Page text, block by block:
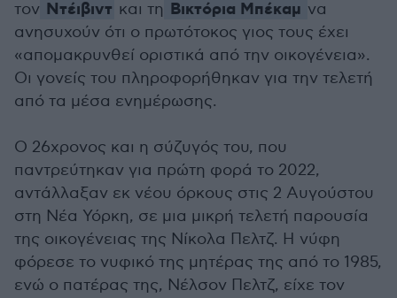
τον Ντέιβιντ και τη Βικτόρια Μπέκαμ να
ανησυχούν ότι ο πρωτότοκος γιος τους έχει
«απομακρυνθεί οριστικά από την οικογένεια».
Οι γονείς του πληροφορήθηκαν για την τελετή
από τα μέσα ενημέρωσης.
Ο 26χρονος και η σύζυγός του, που
παντρεύτηκαν για πρώτη φορά το 2022,
αντάλλαξαν εκ νέου όρκους στις 2 Αυγούστου
στη Νέα Υόρκη, σε μια μικρή τελετή παρουσία
της οικογένειας της Νίκολα Πελτζ. Η νύφη
φόρεσε το νυφικό της μητέρας της από το 1985,
ενώ ο πατέρας της, Νέλσον Πελτζ, είχε τον